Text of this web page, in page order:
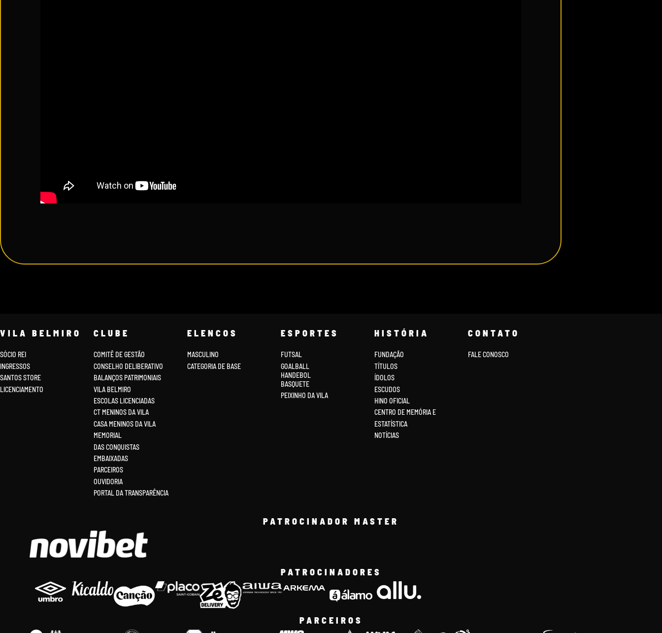
VILA BELMIRO
SÓCIO REI
INGRESSOS
SANTOS STORE
LICENCIAMENTO
CLUBE
COMITÊ DE GESTÃO
CONSELHO DELIBERATIVO
BALANÇOS PATRIMONIAIS
VILA BELMIRO
ESCOLAS LICENCIADAS
CT MENINOS DA VILA
CASA MENINOS DA VILA
MEMORIAL
DAS CONQUISTAS
EMBAIXADAS
PARCEIROS
OUVIDORIA
PORTAL DA TRANSPARÊNCIA
ELENCOS
MASCULINO
CATEGORIA DE BASE
ESPORTES
FUTSAL
GOALBALL
HANDEBOL
BASQUETE
PEIXINHO DA VILA
HISTÓRIA
FUNDAÇÃO
TÍTULOS
ÍDOLOS
ESCUDOS
HINO OFICIAL
CENTRO DE MEMÓRIA E
ESTATÍSTICA
NOTÍCIAS
CONTATO
FALE CONOSCO
PATROCINADOR MASTER
PATROCINADORES
PARCEIROS